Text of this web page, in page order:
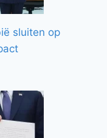
sluiten op